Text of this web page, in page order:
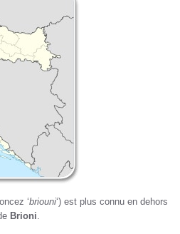
‘briouni‘) est plus connu en dehors
Brioni